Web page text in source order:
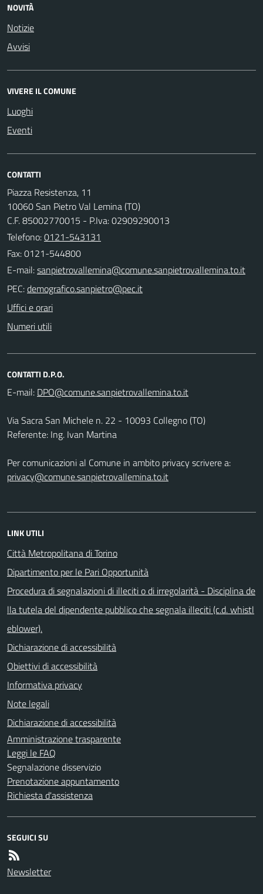
NOVITÀ
Notizie
Avvisi
VIVERE IL COMUNE
Luoghi
Eventi
CONTATTI
Piazza Resistenza, 11
10060 San Pietro Val Lemina (TO)
C.F. 85002770015 - P.Iva: 02909290013
Telefono:0121-543131
Fax: 0121-544800
E-mail:
PEC:
Uffici e orari
Numeri utili
CONTATTI D.P.O.
E-mail:
Via Sacra San Michele n. 22 - 10093 Collegno (TO)
Referente: Ing. Ivan Martina
Per comunicazioni al Comune in ambito privacy scrivere a:
privacy@comune.sanpietrovallemina.to.it
LINK UTILI
Città Metropolitana di Torino
Dipartimento per le Pari Opportunità
Procedura di segnalazioni di illeciti o di irregolarità - Disciplina de
lla tutela del dipendente pubblico che segnala illeciti (c.d. whistl
eblower).
Dichiarazione di accessibilità
Obiettivi di accessibilità
Informativa privacy
Note legali
Dichiarazione di accessibilità
Amministrazione trasparente
Leggi le FAQ
Segnalazione disservizio
Prenotazione appuntamento
Richiesta d'assistenza
SEGUICI SU
Newsletter